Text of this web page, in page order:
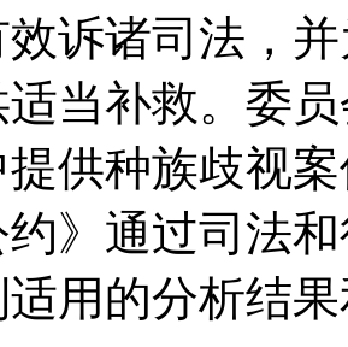
诉诸司法，
当补救。委
供种族歧视
约》通过司法
用的分析结